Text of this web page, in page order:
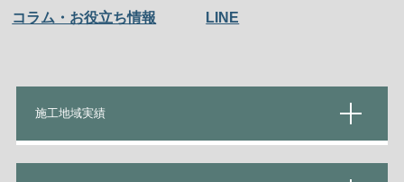
コラム・お役立ち情報
LINE
施工地域実績